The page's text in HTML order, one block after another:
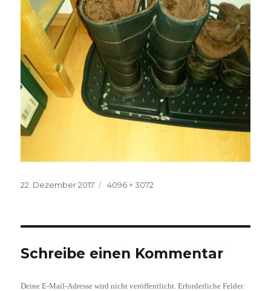
Veröffentlicht
22. Dezember 2017
Volle
4096 × 3072
Schreibe einen Kommentar
Deine E-Mail-Adresse wird nicht veröffentlicht. Erforderliche Felder